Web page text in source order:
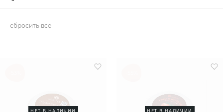
сбросить все
НЕТ В НАЛИЧИИ НЕТ В НАЛИЧИИ